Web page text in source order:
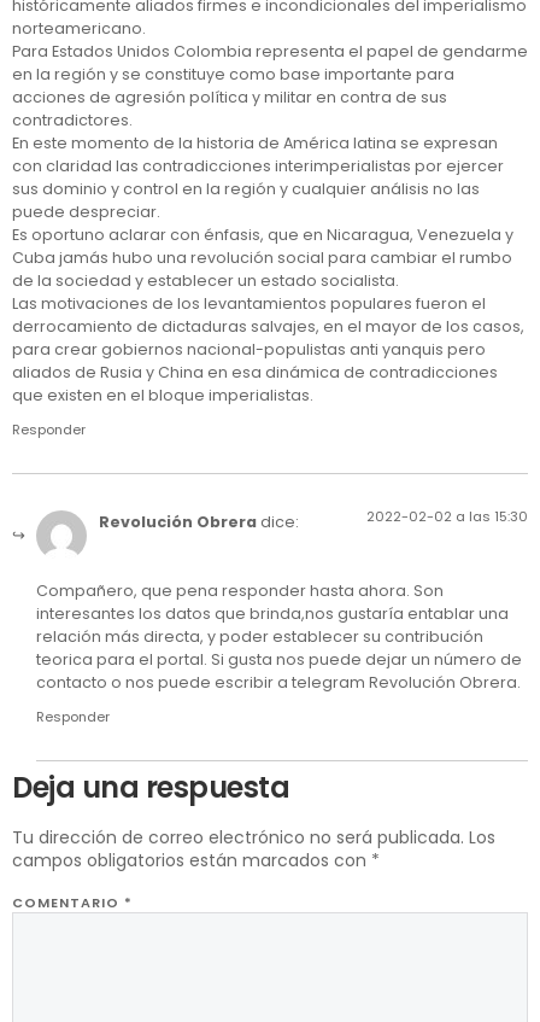
históricamente aliados firmes e incondicionales del imperialismo
norteamericano.
Para Estados Unidos Colombia representa el papel de gendarme
en la región y se constituye como base importante para
acciones de agresión política y militar en contra de sus
contradictores.
En este momento de la historia de América latina se expresan
con claridad las contradicciones interimperialistas por ejercer
sus dominio y control en la región y cualquier análisis no las
puede despreciar.
Es oportuno aclarar con énfasis, que en Nicaragua, Venezuela y
Cuba jamás hubo una revolución social para cambiar el rumbo
de la sociedad y establecer un estado socialista.
Las motivaciones de los levantamientos populares fueron el
derrocamiento de dictaduras salvajes, en el mayor de los casos,
para crear gobiernos nacional-populistas anti yanquis pero
aliados de Rusia y China en esa dinámica de contradicciones
que existen en el bloque imperialistas.
Responder
Revolución Obrera dice: 2022-02-02 a las 15:30
Compañero, que pena responder hasta ahora. Son
interesantes los datos que brinda,nos gustaría entablar una
relación más directa, y poder establecer su contribución
teorica para el portal. Si gusta nos puede dejar un número de
contacto o nos puede escribir a telegram Revolución Obrera.
Responder
Deja una respuesta
Tu dirección de correo electrónico no será publicada. Los
campos obligatorios están marcados con *
COMENTARIO *